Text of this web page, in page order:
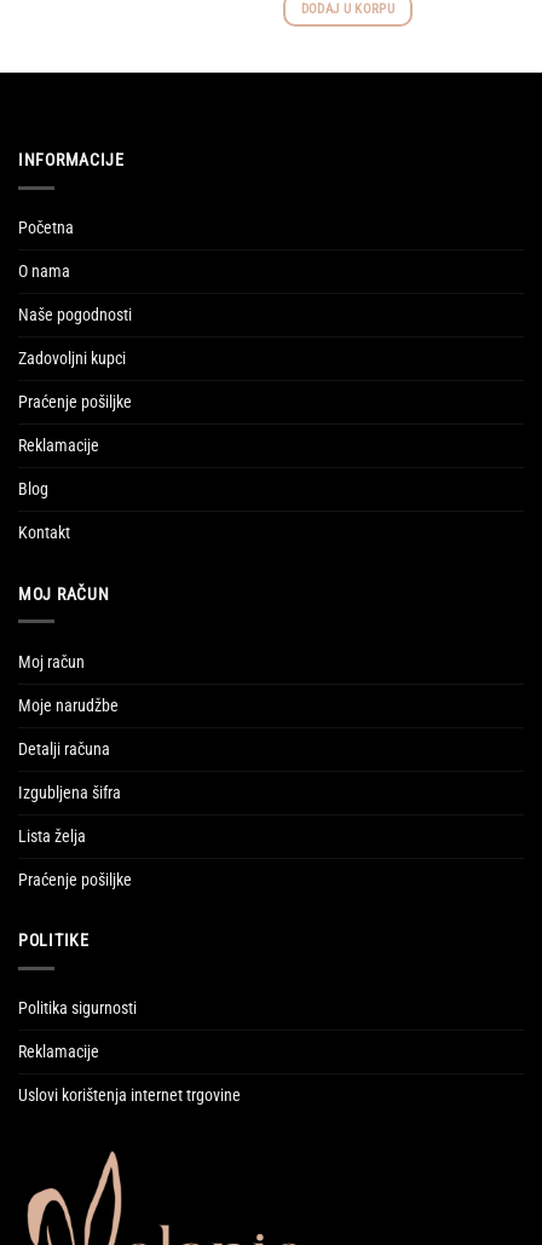
DODAJ U KORPU
INFORMACIJE
Početna
O nama
Naše pogodnosti
Zadovoljni kupci
Praćenje pošiljke
Reklamacije
Blog
Kontakt
MOJ RAČUN
Moj račun
Moje narudžbe
Detalji računa
Izgubljena šifra
Lista želja
Praćenje pošiljke
POLITIKE
Politika sigurnosti
Reklamacije
Uslovi korištenja internet trgovine